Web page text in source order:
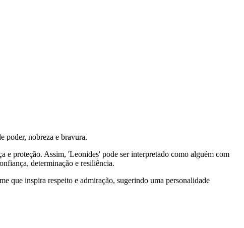
poder, nobreza e bravura.
e proteção. Assim, 'Leonides' pode ser interpretado como alguém com
determinação e resiliência.
que inspira respeito e admiração, sugerindo uma personalidade